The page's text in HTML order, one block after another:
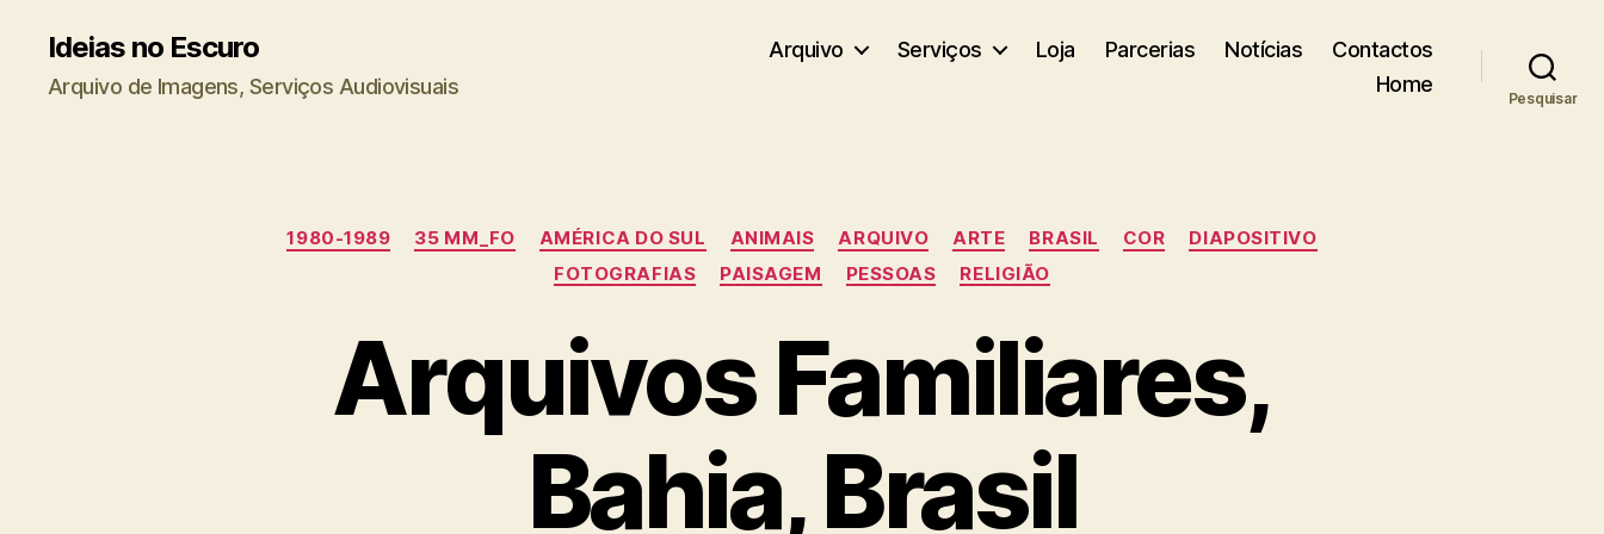
Ideias no Escuro
Arquivo de Imagens, Serviços Audiovisuais
Arquivo Serviços Loja Parcerias Notícias
Contactos
Home
Pesquisar
Categorias
1980-1989 35 MM_FO AMÉRICA DO SUL ANIMAIS ARQUIVO ARTE BRASIL COR
DIAPOSITIVO
FOTOGRAFIAS
PAISAGEM PESSOAS RELIGIÃO
Arquivos Familiares,
Bahia, Brasil